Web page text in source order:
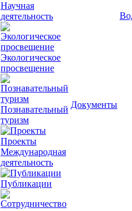
Научная
деятельность
Экологическое
просвещение
Познавательный
туризм
Проекты
Международная
деятельность
Публикации
Документы